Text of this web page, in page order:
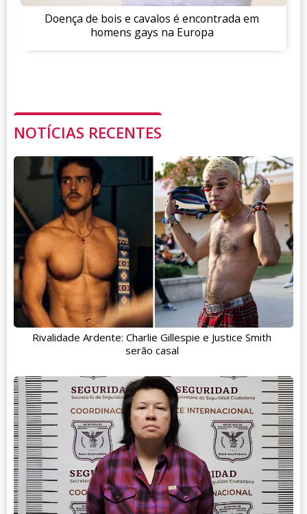
Doença de bois e cavalos é encontrada em
homens gays na Europa
NOTÍCIAS RECENTES
Rivalidade Ardente: Charlie Gillespie e Justice Smith
serão casal